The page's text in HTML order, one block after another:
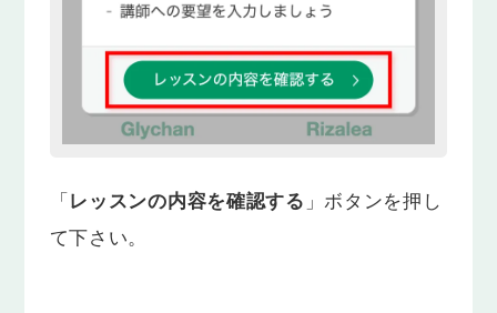
「レッスンの内容を確認する 」ボタンを押し
て下さい。